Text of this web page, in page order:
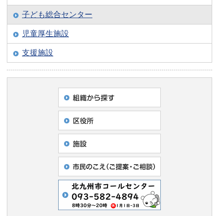
子ども総合センター
児童厚生施設
支援施設